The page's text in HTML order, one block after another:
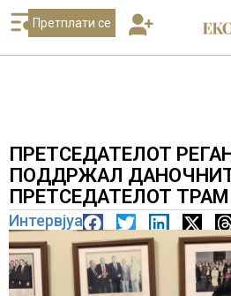
Претплати се
ПРЕТСЕДАТЕЛОТ
ПОДДРЖАЛ
ПРЕТСЕДАТЕЛОТ
Интервјуа